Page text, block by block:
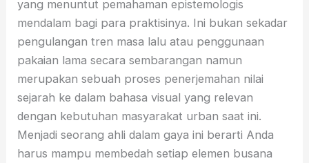
yang menuntut pemahaman epistemologis
mendalam bagi para praktisinya. Ini bukan sekadar
pengulangan tren masa lalu atau penggunaan
pakaian lama secara sembarangan namun
merupakan sebuah proses penerjemahan nilai
sejarah ke dalam bahasa visual yang relevan
dengan kebutuhan masyarakat urban saat ini.
Menjadi seorang ahli dalam gaya ini berarti Anda
harus mampu membedah setiap elemen busana